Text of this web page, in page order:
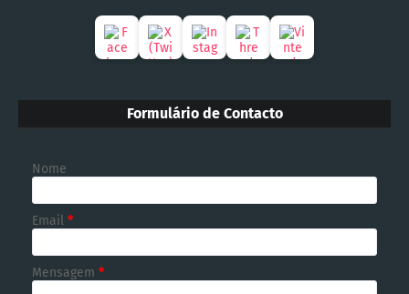
Formulário de Contacto
Nome
Email *
Mensagem *